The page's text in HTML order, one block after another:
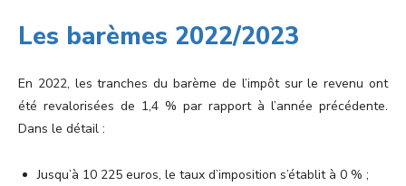
Les barèmes 2022/2023
En 2022, les tranches du barème de l’impôt sur le revenu ont
été revalorisées de 1,4 % par rapport à l’année précédente.
Dans le détail :
Jusqu’à 10 225 euros, le taux d’imposition s’établit à 0 % ;